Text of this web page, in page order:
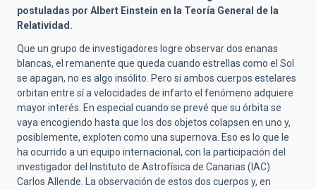
postuladas por Albert Einstein en la Teoría General de la
Relatividad.
Que un grupo de investigadores logre observar dos enanas
blancas, el remanente que queda cuando estrellas como el Sol
se apagan, no es algo insólito. Pero si ambos cuerpos estelares
orbitan entre sí a velocidades de infarto el fenómeno adquiere
mayor interés. En especial cuando se prevé que su órbita se
vaya encogiendo hasta que los dos objetos colapsen en uno y,
posiblemente, exploten como una supernova. Eso es lo que le
ha ocurrido a un equipo internacional, con la participación del
investigador del Instituto de Astrofísica de Canarias (IAC)
Carlos Allende. La observación de estos dos cuerpos y, en